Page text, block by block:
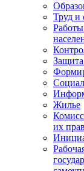
Труд и
Жилье
их прав